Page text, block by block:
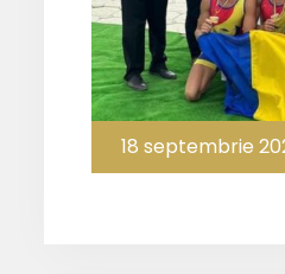
18 septembrie